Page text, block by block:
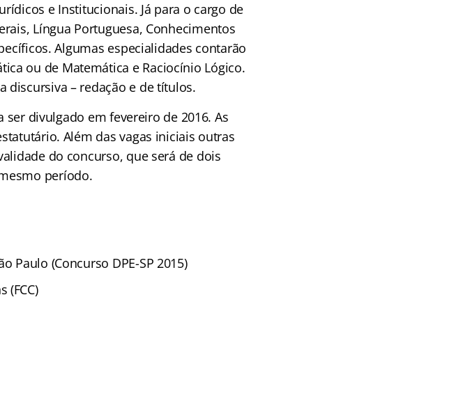
e Institucionais. Já para o cargo de
Língua Portuguesa, Conhecimentos
Algumas especialidades contarão
ou de Matemática e Raciocínio Lógico.
discursiva – redação e de títulos.
divulgado em fevereiro de 2016. As
Além das vagas iniciais outras
do concurso, que será de dois
período.
Paulo (Concurso DPE-SP 2015)
(FCC)